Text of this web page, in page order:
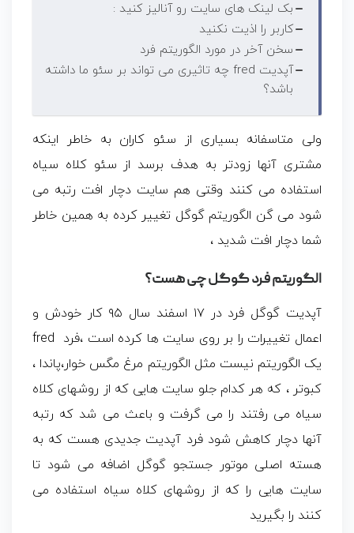
بک لینک های سایت رو آنالیز کنید :
کاربر را اذیت نکنید
سخن آخر در مورد الگوریتم فرد
آپدیت fred چه تاثیری می تواند بر سئو ما داشته
باشد؟
ولی متاسفانه بسیاری از سئو کاران به خاطر اینکه
مشتری آنها زودتر به هدف برسد از سئو کلاه سیاه
استفاده می کنند وقتی هم سایت دچار افت رتبه می
شود می گن الگوریتم گوگل تغییر کرده به همین خاطر
شما دچار افت شدید ،
الگوریتم فرد گوگل چی هست؟
آپدیت گوگل فرد در ۱۷ اسفند سال ۹۵ کار خودش و
اعمال تغییرات را بر روی سایت ها کرده است ،فرد fred
یک الگوریتم نیست مثل الگوریتم مرغ مگس خوار،پاندا ،
کبوتر ، که هر کدام جلو سایت هایی که از روشهای کلاه
سیاه می رفتند را می گرفت و باعث می شد که رتبه
آنها دچار کاهش شود فرد آپدیت جدیدی هست که به
هسته اصلی موتور جستجو گوگل اضافه می شود تا
سایت هایی را که از روشهای کلاه سیاه استفاده می
کنند را بگیرید